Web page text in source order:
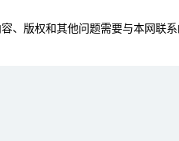
、版权和其他问题需要与本网联